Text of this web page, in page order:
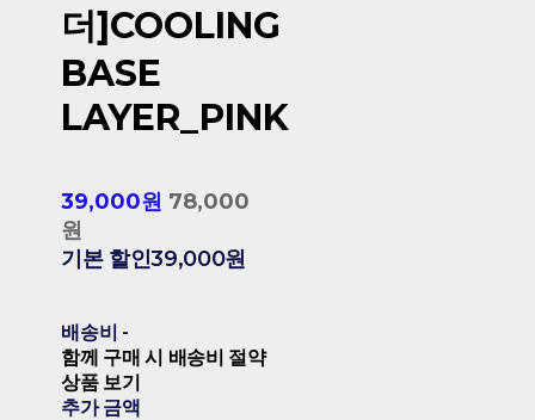
더]COOLING
BASE
LAYER_PINK
39,000원 78,000
원
기본 할인39,000원
배송비 -
함께 구매 시 배송비 절약
상품 보기
추가 금액